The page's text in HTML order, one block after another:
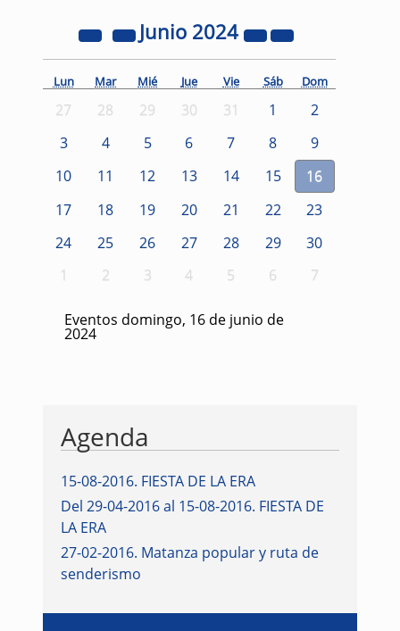
Junio 2024
Lun Mar Mié Jue Vie Sáb Dom
27 28 29 30 31 1
2
3
4 5 6 7 8
9
10
11 12 13 14 15
16
17
18 19 20 21 22
23
24
25 26 27 28 29
30
1
2 3 4 5 6 7
Eventos domingo, 16 de junio de
2024
Agenda
15-08-2016. FIESTA DE LA ERA
Del 29-04-2016 al 15-08-2016. FIESTA DE
LA ERA
27-02-2016. Matanza popular y ruta de
senderismo